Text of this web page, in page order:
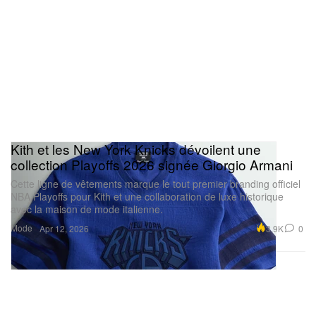
Mode
Kith et les New York Knicks dévoilent une
collection Playoffs 2026 signée Giorgio Armani
Cette ligne de vêtements marque le tout premier branding officiel
NBA Playoffs pour Kith et une collaboration de luxe historique
avec la maison de mode italienne.
Apr 12, 2026 3.9K 0